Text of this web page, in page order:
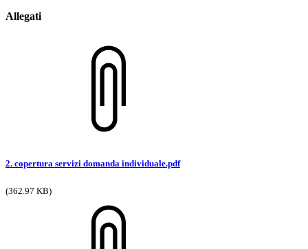
Allegati
2. copertura servizi domanda individuale.pdf
(362.97 KB)